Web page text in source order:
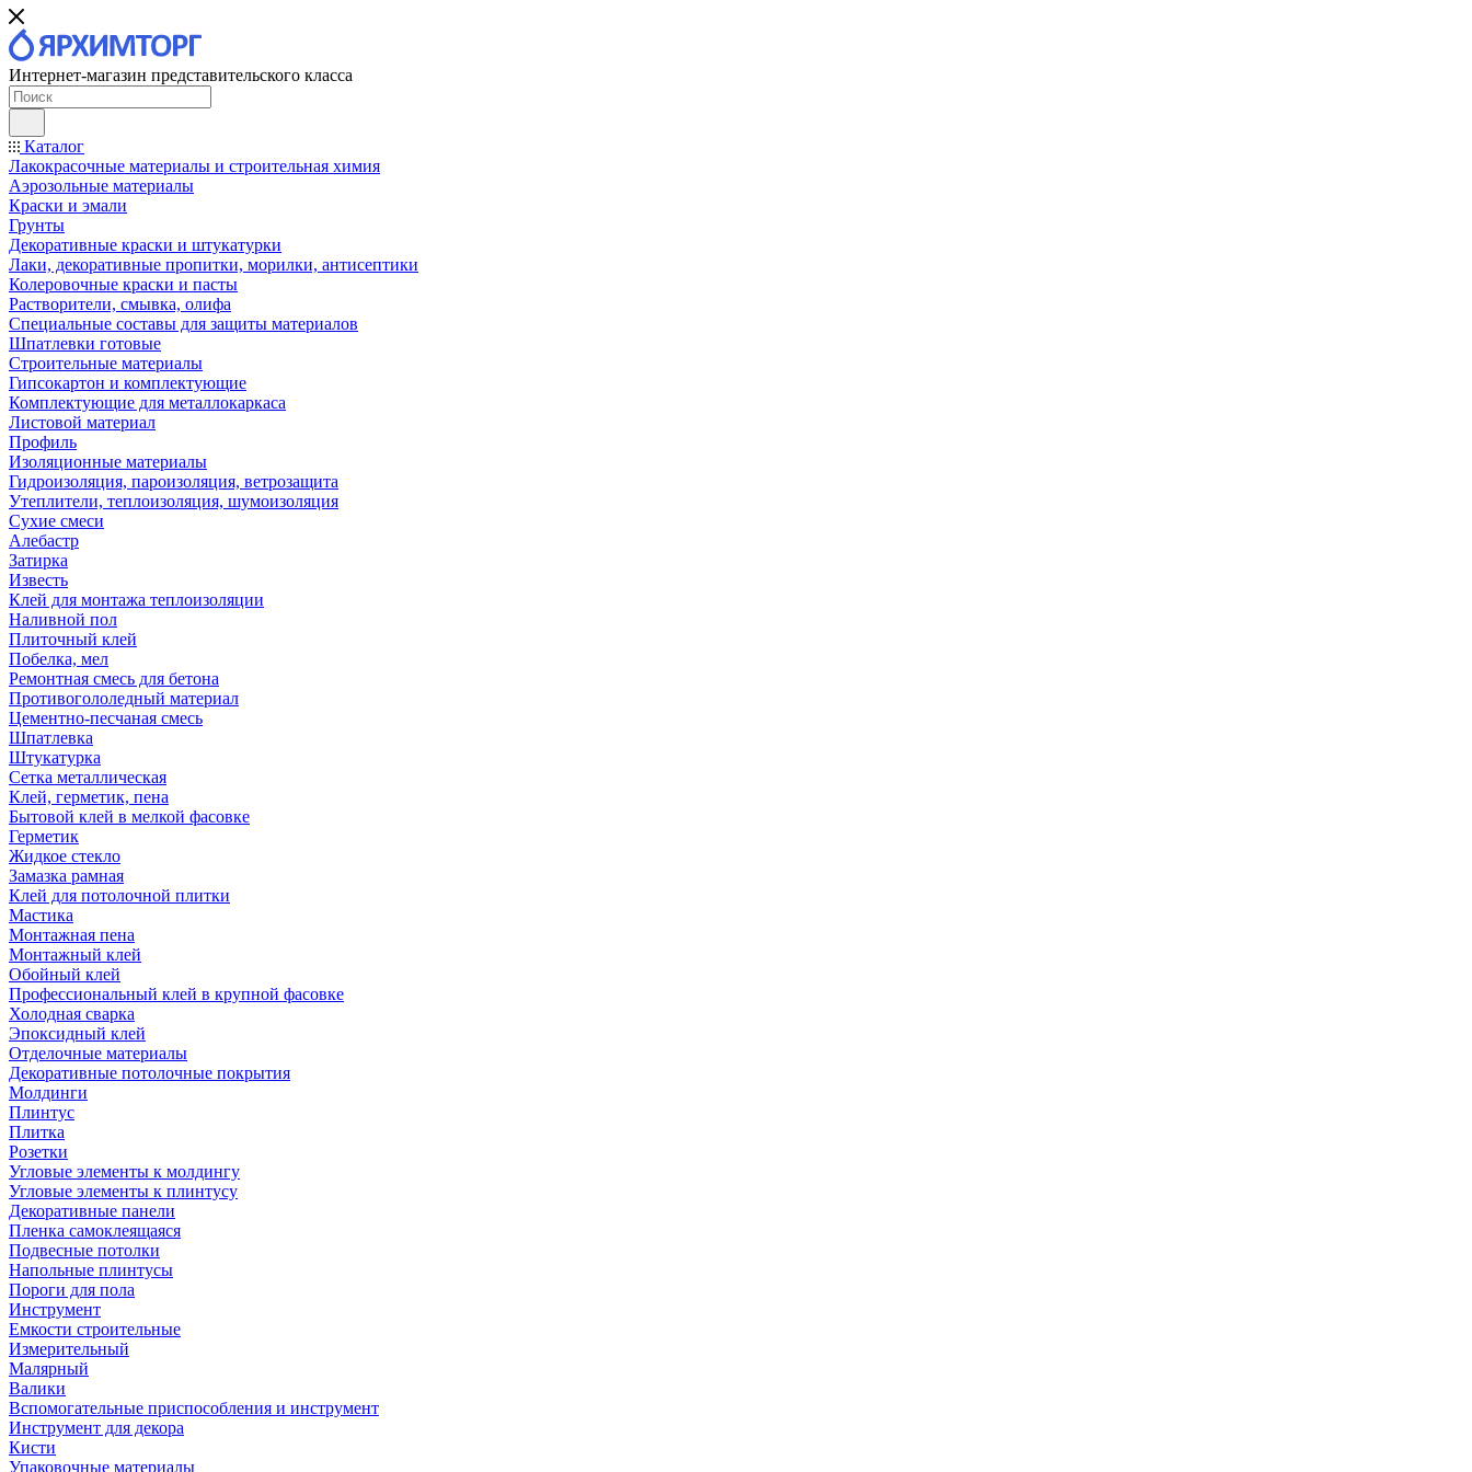
Интернет-магазин представительского класса
Каталог
Лакокрасочные материалы и строительная химия
Аэрозольные материалы
Краски и эмали
Грунты
Декоративные краски и штукатурки
Лаки, декоративные пропитки, морилки, антисептики
Колеровочные краски и пасты
Растворители, смывка, олифа
Специальные составы для защиты материалов
Шпатлевки готовые
Строительные материалы
Гипсокартон и комплектующие
Комплектующие для металлокаркаса
Листовой материал
Профиль
Изоляционные материалы
Гидроизоляция, пароизоляция, ветрозащита
Утеплители, теплоизоляция, шумоизоляция
Сухие смеси
Алебастр
Затирка
Известь
Клей для монтажа теплоизоляции
Наливной пол
Плиточный клей
Побелка, мел
Ремонтная смесь для бетона
Противогололедный материал
Цементно-песчаная смесь
Шпатлевка
Штукатурка
Сетка металлическая
Клей, герметик, пена
Бытовой клей в мелкой фасовке
Герметик
Жидкое стекло
Замазка рамная
Клей для потолочной плитки
Мастика
Монтажная пена
Монтажный клей
Обойный клей
Профессиональный клей в крупной фасовке
Холодная сварка
Эпоксидный клей
Отделочные материалы
Декоративные потолочные покрытия
Молдинги
Плинтус
Плитка
Розетки
Угловые элементы к молдингу
Угловые элементы к плинтусу
Декоративные панели
Пленка самоклеящаяся
Подвесные потолки
Напольные плинтусы
Пороги для пола
Инструмент
Емкости строительные
Измерительный
Малярный
Валики
Вспомогательные приспособления и инструмент
Инструмент для декора
Кисти
Упаковочные материалы